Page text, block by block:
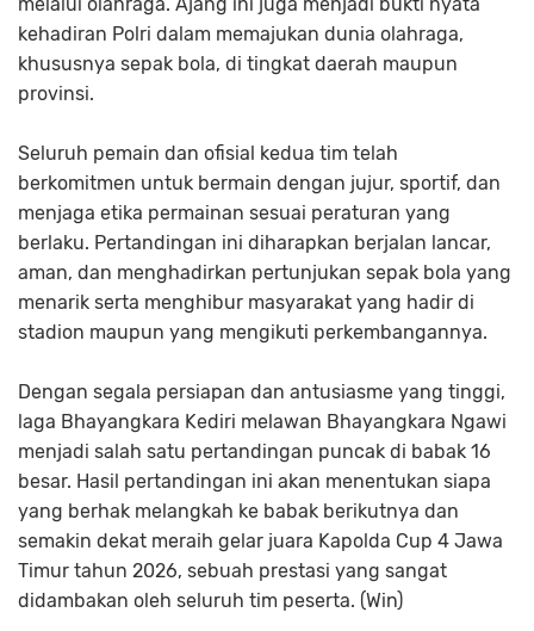
kehadiran Polri dalam memajukan dunia olahraga,
khususnya sepak bola, di tingkat daerah maupun
provinsi.
Seluruh pemain dan ofisial kedua tim telah
berkomitmen untuk bermain dengan jujur, sportif, dan
menjaga etika permainan sesuai peraturan yang
berlaku. Pertandingan ini diharapkan berjalan lancar,
aman, dan menghadirkan pertunjukan sepak bola yang
menarik serta menghibur masyarakat yang hadir di
stadion maupun yang mengikuti perkembangannya.
Dengan segala persiapan dan antusiasme yang tinggi,
laga Bhayangkara Kediri melawan Bhayangkara Ngawi
menjadi salah satu pertandingan puncak di babak 16
besar. Hasil pertandingan ini akan menentukan siapa
yang berhak melangkah ke babak berikutnya dan
semakin dekat meraih gelar juara Kapolda Cup 4 Jawa
Timur tahun 2026, sebuah prestasi yang sangat
didambakan oleh seluruh tim peserta. (Win)